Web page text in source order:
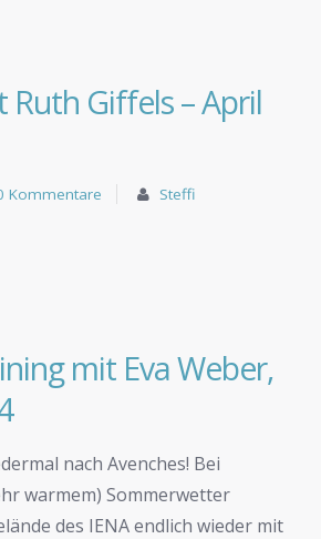
Ruth Giffels – April
Kommentare Steffi
mit Eva Weber,
nach Avenches! Bei
warmem) Sommerwetter
des IENA endlich wieder mit